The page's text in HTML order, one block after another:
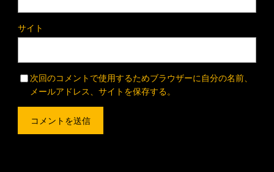
サイト
次回のコメントで使用するためブラウザーに自分の名前、
メールアドレス、サイトを保存する。